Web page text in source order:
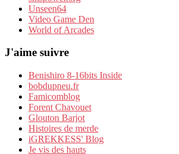
Unseen64
Video Game Den
World of Arcades
J'aime suivre
Benishiro 8-16bits Inside
bobdupneu.fr
Famicomblog
Forent Chavouet
Glouton Barjot
Histoires de merde
iGREKKESS' Blog
Je vis des hauts